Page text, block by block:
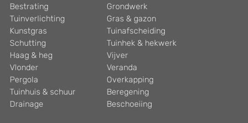
Bestrating
Grondwerk
Tuinverlichting
Gras & gazon
Kunstgras
Tuinafscheiding
Schutting
Tuinhek & hekwerk
Haag & heg
Vijver
Vlonder
Veranda
Pergola
Overkapping
Tuinhuis & schuur
Beregening
Drainage
Beschoeiing